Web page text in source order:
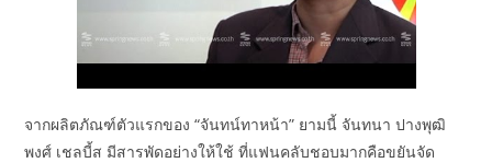
จากผลิตภัณฑ์ตัวแรกของ “จันทน์ทาหน้า” ยามนี้ จันทนา ปางพุฒิ
พงศ์ เชลบี้ส มีสารพัดอย่างให้ใช้ ที่แฟนคลับชอบมากคือขยันจัด